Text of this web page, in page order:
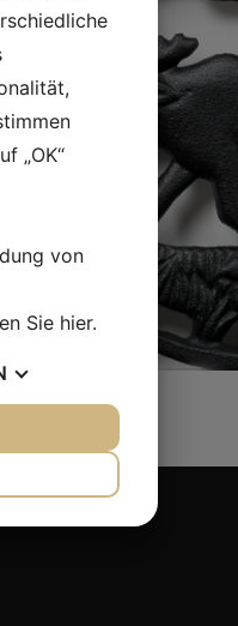
„OK“
von
Sie hier.